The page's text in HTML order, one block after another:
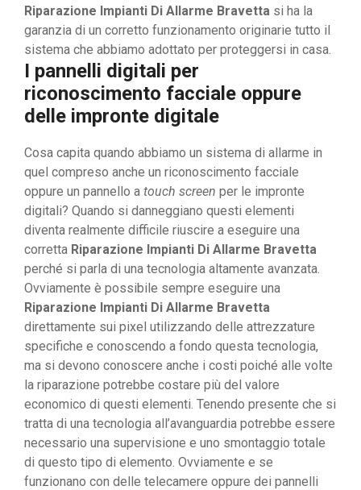
Riparazione Impianti Di Allarme Bravetta si ha la
garanzia di un corretto funzionamento originarie tutto il
sistema che abbiamo adottato per proteggersi in casa.
I pannelli digitali per
riconoscimento facciale oppure
delle impronte digitale
Cosa capita quando abbiamo un sistema di allarme in
quel compreso anche un riconoscimento facciale
oppure un pannello a touch screen per le impronte
digitali? Quando si danneggiano questi elementi
diventa realmente difficile riuscire a eseguire una
corretta Riparazione Impianti Di Allarme Bravetta
perché si parla di una tecnologia altamente avanzata.
Ovviamente è possibile sempre eseguire una
Riparazione Impianti Di Allarme Bravetta
direttamente sui pixel utilizzando delle attrezzature
specifiche e conoscendo a fondo questa tecnologia,
ma si devono conoscere anche i costi poiché alle volte
la riparazione potrebbe costare più del valore
economico di questi elementi. Tenendo presente che si
tratta di una tecnologia all’avanguardia potrebbe essere
necessario una supervisione e uno smontaggio totale
di questo tipo di elemento. Ovviamente e se
funzionano con delle telecamere oppure dei pannelli